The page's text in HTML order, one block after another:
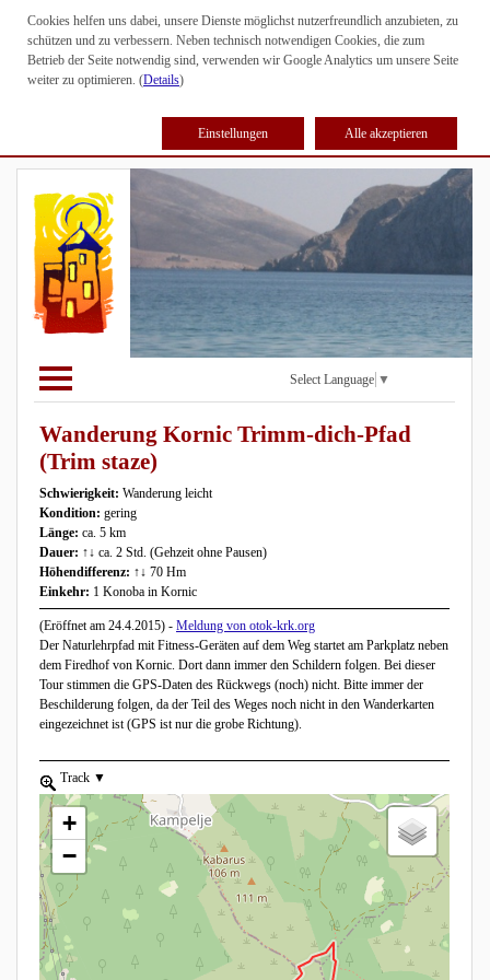
Cookies helfen uns dabei, unsere Dienste möglichst nutzerfreundlich anzubieten, zu
schützen und zu verbessern. Neben technisch notwendigen Cookies, die zum
Betrieb der Seite notwendig sind, verwenden wir Google Analytics um unsere Seite
weiter zu optimieren. (Details)
Einstellungen Alle akzeptieren
Select Language ▼
Wanderung Kornic Trimm-dich-Pfad
(Trim staze)
Schwierigkeit: Wanderung leicht
Kondition: gering
Länge: ca. 5 km
Dauer: ↑↓ ca. 2 Std. (Gehzeit ohne Pausen)
Höhendifferenz: ↑↓ 70 Hm
Einkehr: 1 Konoba in Kornic
(Eröffnet am 24.4.2015) - Meldung von otok-krk.org
Der Naturlehrpfad mit Fitness-Geräten auf dem Weg startet am Parkplatz neben
dem Firedhof von Kornic. Dort dann immer den Schildern folgen. Bei dieser
Tour stimmen die GPS-Daten des Rückwegs (noch) nicht. Bitte immer der
Beschilderung folgen, da der Teil des Weges noch nicht in den Wanderkarten
eingezeichnet ist (GPS ist nur die grobe Richtung).
zoom to element.
Track show list, use the arrow keys to navigate in the list
+
−